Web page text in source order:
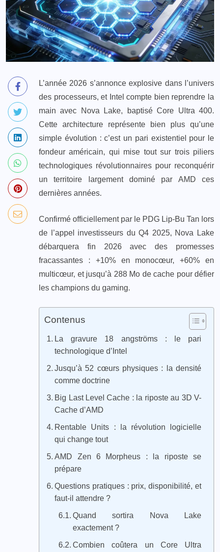
L’année 2026 s’annonce explosive dans l’univers
des processeurs, et Intel compte bien reprendre la
main avec Nova Lake, baptisé Core Ultra 400.
Cette architecture représente bien plus qu’une
simple évolution : c’est un pari existentiel pour le
fondeur américain, qui mise tout sur trois piliers
technologiques révolutionnaires pour reconquérir
un territoire largement dominé par AMD ces
dernières années.
Confirmé officiellement par le PDG Lip-Bu Tan lors
de l’appel investisseurs du Q4 2025, Nova Lake
débarquera fin 2026 avec des promesses
fracassantes : +10% en monocœur, +60% en
multicœur, et jusqu’à 288 Mo de cache pour défier
les champions du gaming.
Contenus
La gravure 18 angströms : le pari
technologique d’Intel
Jusqu’à 52 cœurs physiques : la densité
comme doctrine
Big Last Level Cache : la riposte au 3D V-
Cache d’AMD
Rentable Units : la révolution logicielle
qui change tout
AMD Zen 6 Morpheus : la riposte se
prépare
Questions pratiques : prix, disponibilité, et
faut-il attendre ?
Quand sortira Nova Lake
exactement ?
Combien coûtera un Core Ultra